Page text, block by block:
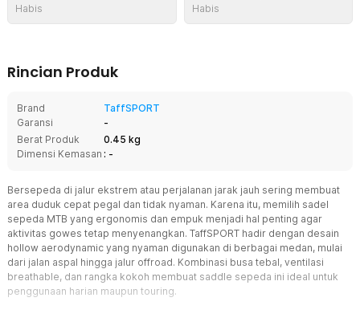
Habis Habis
Rincian Produk
Brand
TaffSPORT
Garansi
-
Berat Produk
0.45 kg
Dimensi Kemasan : -
Bersepeda di jalur ekstrem atau perjalanan jarak jauh sering membuat
area duduk cepat pegal dan tidak nyaman. Karena itu, memilih sadel
sepeda MTB yang ergonomis dan empuk menjadi hal penting agar
aktivitas gowes tetap menyenangkan. TaffSPORT hadir dengan desain
hollow aerodynamic yang nyaman digunakan di berbagai medan, mulai
dari jalan aspal hingga jalur offroad. Kombinasi busa tebal, ventilasi
breathable, dan rangka kokoh membuat saddle sepeda ini ideal untuk
penggunaan harian maupun touring.